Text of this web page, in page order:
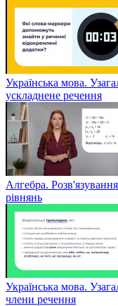
Українська мова.
ускладнене речення
Алгебра.
рівнянь
Українська мова.
члени речення